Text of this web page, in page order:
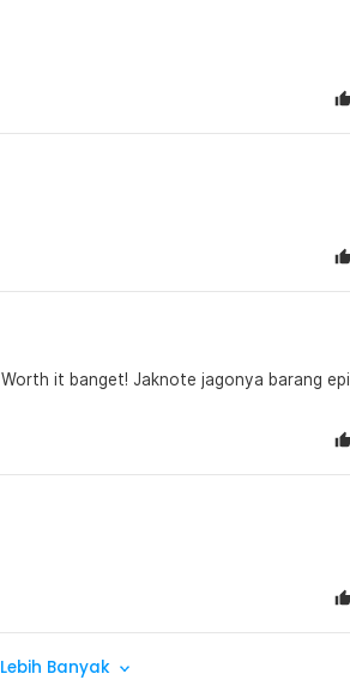
it banget! Jaknote jagonya barang
Lebih Banyak